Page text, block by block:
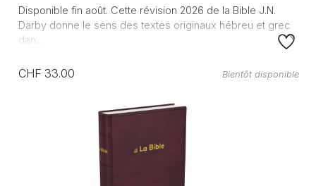
Disponible fin août. Cette révision 2026 de la Bible J.N.
Darby donne le sens des textes originaux hébreu et grec
dan...
CHF 33.00 Bientôt disponible